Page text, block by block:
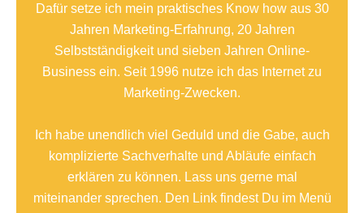
Dafür setze ich mein praktisches Know how aus 30
Jahren Marketing-Erfahrung, 20 Jahren
Selbstständigkeit und sieben Jahren Online-
Business ein. Seit 1996 nutze ich das Internet zu
Marketing-Zwecken.
Ich habe unendlich viel Geduld und die Gabe, auch
komplizierte Sachverhalte und Abläufe einfach
erklären zu können. Lass uns gerne mal
miteinander sprechen. Den Link findest Du im Menü